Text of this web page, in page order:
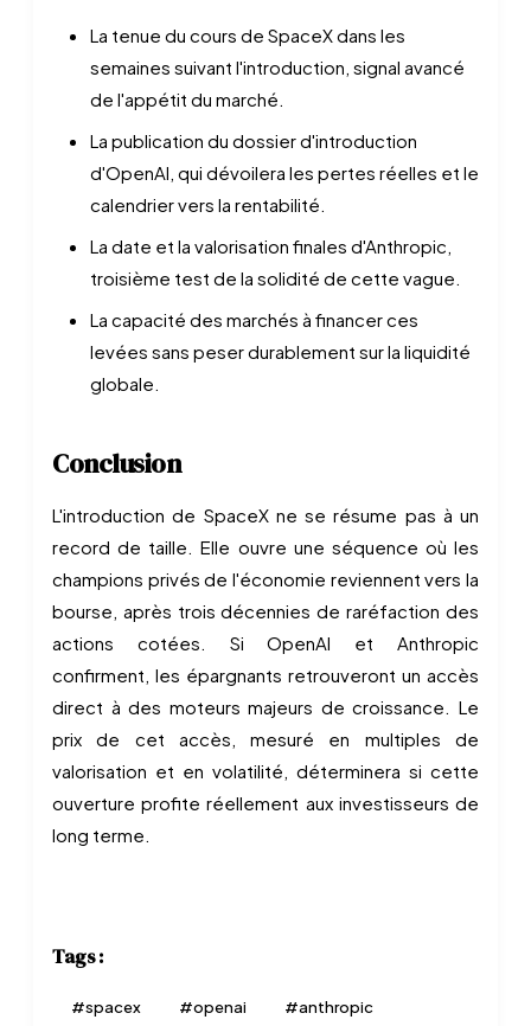
La tenue du cours de SpaceX dans les
semaines suivant l'introduction, signal avancé
de l'appétit du marché.
La publication du dossier d'introduction
d'OpenAI, qui dévoilera les pertes réelles et le
calendrier vers la rentabilité.
La date et la valorisation finales d'Anthropic,
troisième test de la solidité de cette vague.
La capacité des marchés à financer ces
levées sans peser durablement sur la liquidité
globale.
Conclusion
L'introduction de SpaceX ne se résume pas à un
record de taille. Elle ouvre une séquence où les
champions privés de l'économie reviennent vers la
bourse, après trois décennies de raréfaction des
actions cotées. Si OpenAI et Anthropic
confirment, les épargnants retrouveront un accès
direct à des moteurs majeurs de croissance. Le
prix de cet accès, mesuré en multiples de
valorisation et en volatilité, déterminera si cette
ouverture profite réellement aux investisseurs de
long terme.
Tags :
#spacex #openai #anthropic